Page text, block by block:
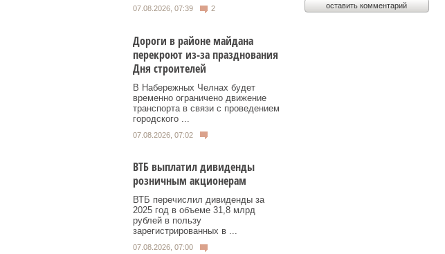
07.08.2026, 07:39 2
Дороги в районе майдана
перекроют из-за празднования
Дня строителей
В Набережных Челнах будет
временно ограничено движение
транспорта в связи с проведением
городского ...
07.08.2026, 07:02
ВТБ выплатил дивиденды
розничным акционерам
ВТБ перечислил дивиденды за
2025 год в объеме 31,8 млрд
рублей в пользу
зарегистрированных в ...
07.08.2026, 07:00